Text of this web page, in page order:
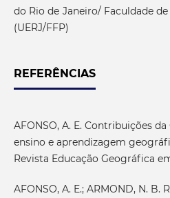
do Rio de Janeiro/ Faculdade
(UERJ/FFP)
REFERÊNCIAS
AFONSO, A. E. Contribuições
ensino e aprendizagem
Revista Educação Geográfica
AFONSO, A. E.; ARMOND, N. B.